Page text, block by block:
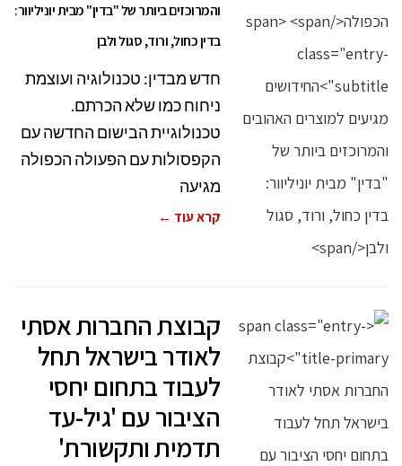
והמרוכזים ביותר של "בדין" מבית יוניליוור:
בדין כחול, ורוד, סגול ולבן
חדש מבדין: טכנולוגיה ועוצמת
ניחוח כמו שלא הכרתם.
טכנולוגיית הבישום החדשה עם
הקפסולות עם הפעולה הכפולה
מגיעה
קרא עוד ←
קבוצת החברות אסתי
לאודר בישראל תחל
לעבוד בתחום יחסי
הציבור עם 'גיל-עד
תדמית ותקשורת'